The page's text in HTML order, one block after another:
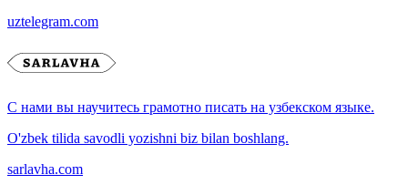
uztelegram.com
С нами вы научитесь грамотно писать на узбекском языке.
O'zbek tilida savodli yozishni biz bilan boshlang.
sarlavha.com